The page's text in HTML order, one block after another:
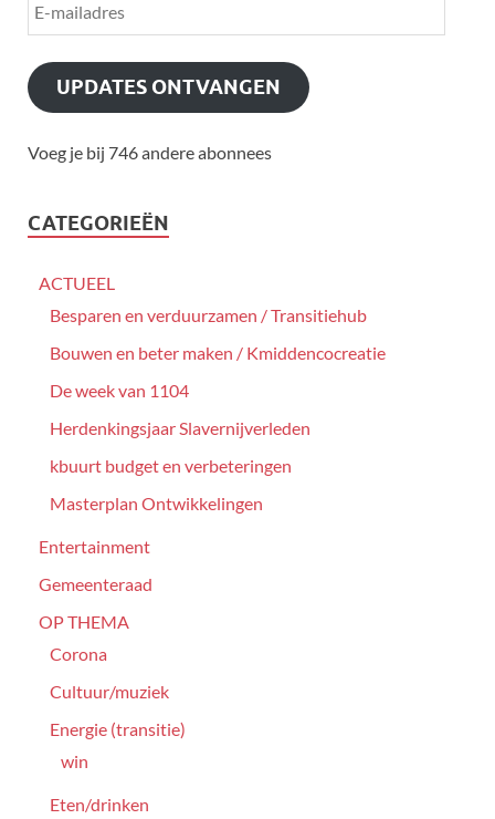
UPDATES ONTVANGEN
Voeg je bij 746 andere abonnees
CATEGORIEËN
ACTUEEL
Besparen en verduurzamen / Transitiehub
Bouwen en beter maken / Kmiddencocreatie
De week van 1104
Herdenkingsjaar Slavernijverleden
kbuurt budget en verbeteringen
Masterplan Ontwikkelingen
Entertainment
Gemeenteraad
OP THEMA
Corona
Cultuur/muziek
Energie (transitie)
win
Eten/drinken